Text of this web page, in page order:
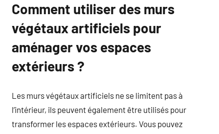
Comment utiliser des murs
végétaux artificiels pour
aménager vos espaces
extérieurs ?
Les murs végétaux artificiels ne se limitent pas à
l’intérieur, ils peuvent également être utilisés pour
transformer les espaces extérieurs. Vous pouvez